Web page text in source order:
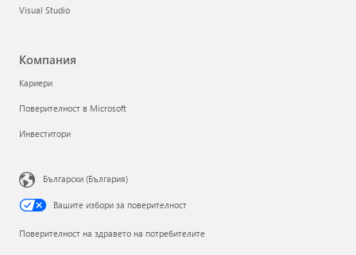
Visual Studio
Компания
Кариери
Поверителност в Microsoft
Инвеститори
Български (България)
Вашите избори за поверителност
Поверителност на здравето на потребителите